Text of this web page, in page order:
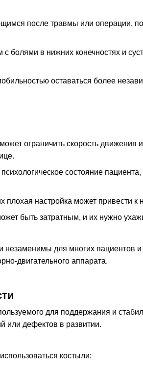
после травмы или операции,
болями в нижних конечностях и
оставаться более
ограничить скорость
состояние
плохая настройка может привести
быть затратным, и их нужно
незаменимы для многих пациентов
двигательного аппарата.
для поддержания и
или дефектов в развитии.
костыли: